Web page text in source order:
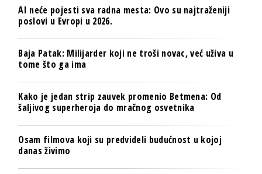
AI neće pojesti sva radna mesta: Ovo su najtraženiji
poslovi u Evropi u 2026.
Baja Patak: Milijarder koji ne troši novac, već uživa u
tome što ga ima
Kako je jedan strip zauvek promenio Betmena: Od
šaljivog superheroja do mračnog osvetnika
Osam filmova koji su predvideli budućnost u kojoj
danas živimo